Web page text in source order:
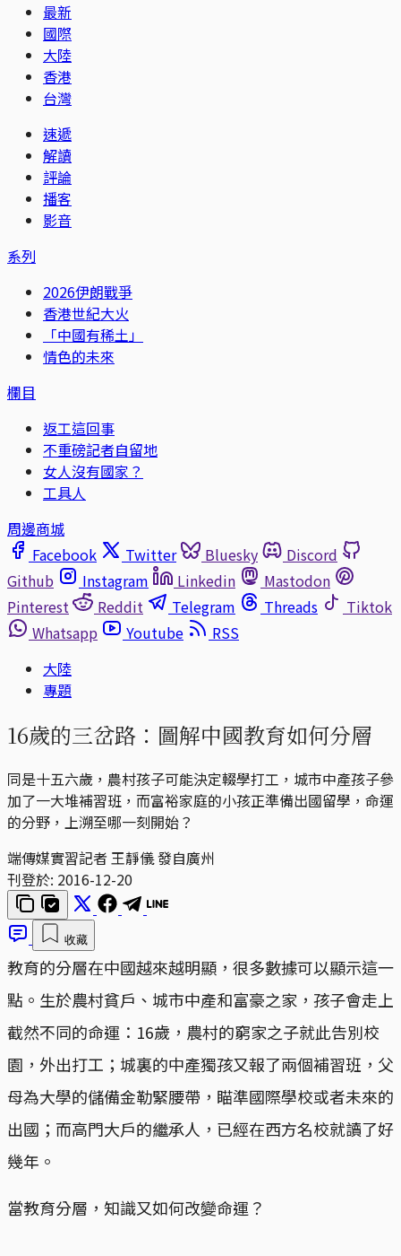
最新
國際
大陸
香港
台灣
速遞
解讀
評論
播客
影音
系列
2026伊朗戰爭
香港世紀大火
「中國有稀土」
情色的未來
欄目
返工這回事
不重磅記者自留地
女人沒有國家？
工具人
周邊商城
Facebook
Twitter Bluesky
Discord
Github
Instagram Linkedin
Mastodon
Pinterest
Reddit Telegram Threads
Tiktok
Whatsapp
Youtube
RSS
大陸
專題
16歲的三岔路：圖解中國教育如何分層
同是十五六歲，農村孩子可能決定輟學打工，城市中產孩子參
加了一大堆補習班，而富裕家庭的小孩正準備出國留學，命運
的分野，上溯至哪一刻開始？
端傳媒實習記者 王靜儀 發自廣州
刊登於: 2016-12-20
收藏
教育的分層在中國越來越明顯，很多數據可以顯示這一
點。生於農村貧戶、城市中產和富豪之家，孩子會走上
截然不同的命運：16歲，農村的窮家之子就此告別校
園，外出打工；城裏的中產獨孩又報了兩個補習班，父
母為大學的儲備金勒緊腰帶，瞄準國際學校或者未來的
出國；而高門大戶的繼承人，已經在西方名校就讀了好
幾年。
當教育分層，知識又如何改變命運？